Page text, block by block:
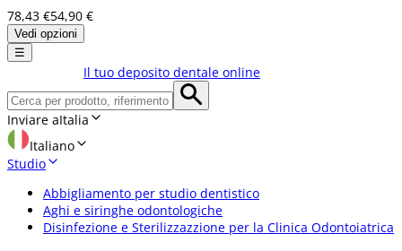
78,43 €54,90 €
Vedi opzioni
☰
Il tuo deposito dentale online
Inviare aItalia
Italiano
Studio
Abbigliamento per studio dentistico
Aghi e siringhe odontologiche
Disinfezione e Sterilizzazzione per la Clinica Odontoiatrica